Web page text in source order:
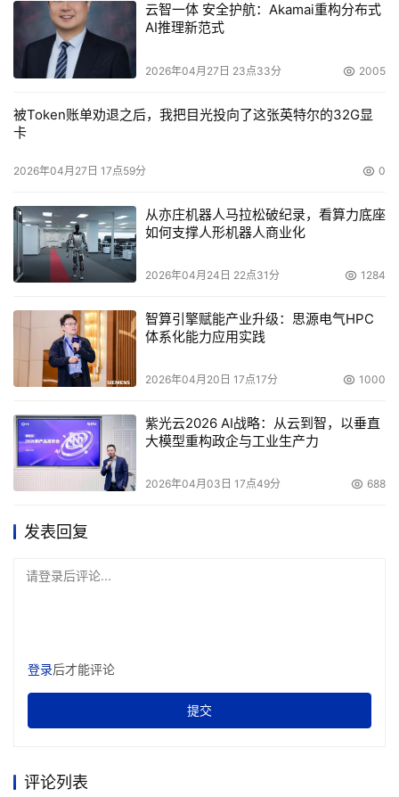
（SAN）的发展使数据应用环境从以服务器为中心转向以存
储为中心。而NAS和SAN技术本身也存在区别，SAN主要
面向以块I/O的高性能数据中心应用，而NAS则面向以文件
网络上的各个服务器、工作站提供快速的数据文件共享。
因此，对于NetApp提出的初步解决方案的设计，多
出：“利用网络直联存储设备、网络磁盘陈列NAS存储技术
来解决这些问题”的想法。据他介绍，“通过NAS可以应用在
任何的网络环境当中，这样中心的主服务器客户端可以非常
方便地在NAS上存储任意格式的文件，兼容于Windows，
Unix，Linux系统和CIFS格式等等。同时NAS系统可以根据
客户端计算机发出的指令完成对内的文件的管理。”
针对于系统集成商们的想法，刘彦英结合中石油数据
中心的特点，分析实际操作过程中出现的问题，也给予了解
决方案提供商们一些建议。她认为：“要解决数据分散存储
的问题，首先要将所有数据存到勘探综合楼内的NAS存储服
务器中。这样才能实现集中存储、管理和共享数据的要求。
享，保证数据完整性。面对带宽问题，可以将NAS存储服务
络的带宽，以便使各二级交换机到用户解释工作站之间达到
的安全性。”我们看到，通过新的存储方案就解决了石油行
本文来源于DOIT传媒，文章内容仅供参考，不构成投资建议。
云智一体 安全护航：Akamai重构分布式
AI推理新范式
2026年04月27日 23点33分 2005
被Token账单劝退之后，我把目光投向了这张英特尔的32G显
卡
2026年04月27日 17点59分 0
从亦庄机器人马拉松破纪录，看算力底座
如何支撑人形机器人商业化
2026年04月24日 22点31分 1284
智算引擎赋能产业升级：思源电气HPC
体系化能力应用实践
2026年04月20日 17点17分 1000
紫光云2026 AI战略：从云到智，以垂直
大模型重构政企与工业生产力
2026年04月03日 17点49分 688
发表回复
请登录后评论...
登录后才能评论
提交
评论列表